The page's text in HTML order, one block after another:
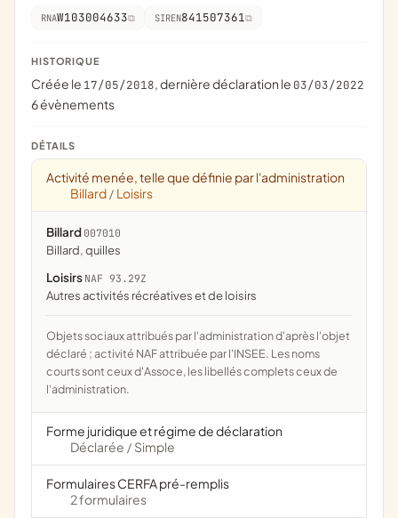
RNAW103004633 SIREN841507361
HISTORIQUE
Créée le 17/05/2018, dernière déclaration le 03/03/2022
6 évènements
DÉTAILS
Activité menée, telle que définie par l'administration
Billard / Loisirs
Billard 007010
billard, quilles
Loisirs NAF 93.29Z
Autres activités récréatives et de loisirs
Objets sociaux attribués par l'administration d'après l'objet
déclaré ; activité NAF attribuée par l'INSEE. Les noms
courts sont ceux d'Assoce, les libellés complets ceux de
l'administration.
Forme juridique et régime de déclaration
Déclarée / Simple
Formulaires CERFA pré-remplis
2 formulaires